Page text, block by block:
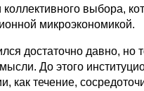
выбора,
микроэкономикой.
достаточно давно, но
До этого
как течение,